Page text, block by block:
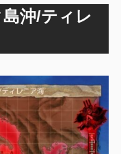
沖/ティレ